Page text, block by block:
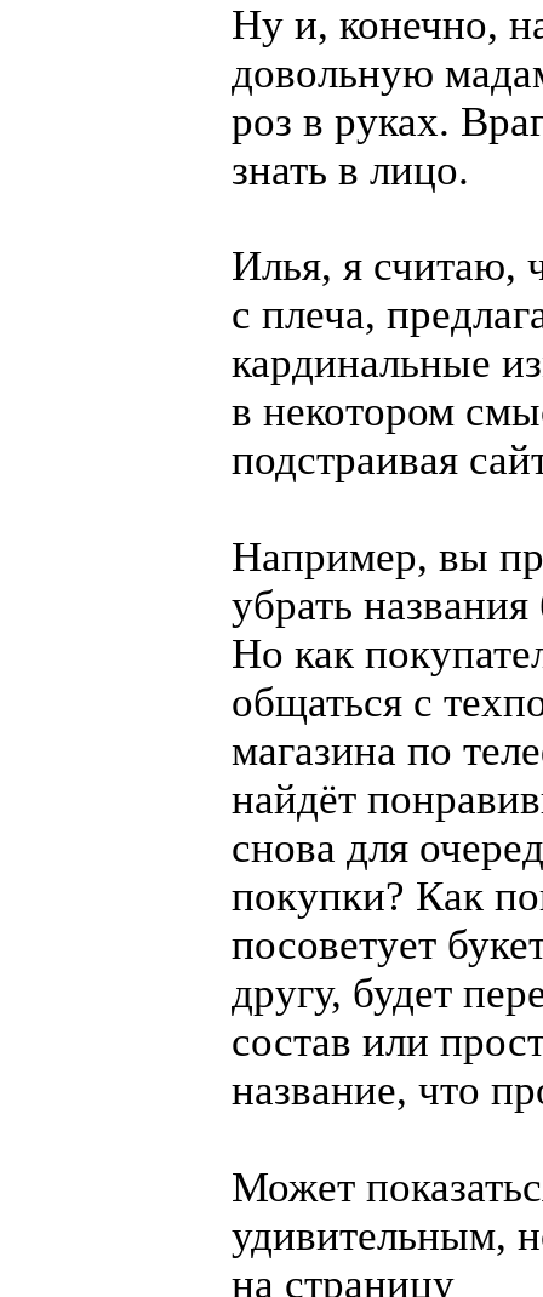
Ну и, конечно,
довольную
роз в руках.
знать в лицо.
Илья, я считаю,
с плеча,
кардинальные
в некотором
подстраивая
Например, вы
убрать названия
Но как
общаться с
магазина по
найдёт
снова для
покупки? Как
посоветует
другу, будет
состав или
название, что
Может
удивительным,
на страницу